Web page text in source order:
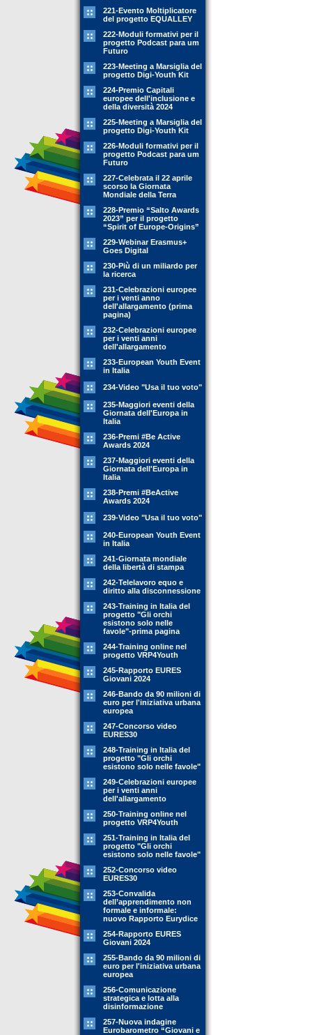
221-Evento Moltiplicatore
del progetto EQUALLEY
222-Moduli formativi per il
progetto Podcast para um
Futuro
223-Meeting a Marsiglia del
progetto Digi-Youth Kit
224-Premio Capitali
europee dell'inclusione e
della diversità 2024
225-Meeting a Marsiglia del
progetto Digi-Youth Kit
226-Moduli formativi per il
progetto Podcast para um
Futuro
227-Celebrata il 22 aprile
scorso la Giornata
Mondiale della Terra
228-Premio “Salto Awards
2023” per il progetto
“Spirit of Europe-Origins”
229-Webinar Erasmus+
Goes Digital
230-Più di un miliardo per
la ricerca
231-Celebrazioni europee
per i venti anno
dell'allargamento (prima
pagina)
232-Celebrazioni europee
per i venti anni
dell'allargamento
233-European Youth Event
in Italia
234-Video "Usa il tuo voto"
235-Maggiori eventi della
Giornata dell'Europa in
Italia
236-Premi #Be Active
Awards 2024
237-Maggiori eventi della
Giornata dell'Europa in
Italia
238-Premi #BeActive
Awards 2024
239-Video "Usa il tuo voto"
240-European Youth Event
in Italia
241-Giornata mondiale
della libertà di stampa
242-Telelavoro equo e
diritto alla disconnessione
243-Training in Italia del
progetto "Gli orchi
esistono solo nelle
favole"-prima pagina
244-Training online nel
progetto VRP4Youth
245-Rapporto EURES
Giovani 2024
246-Bando da 90 milioni di
euro per l'iniziativa urbana
europea
247-Concorso video
EURES30
248-Training in Italia del
progetto "Gli orchi
esistono solo nelle favole"
249-Celebrazioni europee
per i venti anni
dell'allargamento
250-Training online nel
progetto VRP4Youth
251-Training in Italia del
progetto "Gli orchi
esistono solo nelle favole"
252-Concorso video
EURES30
253-Convalida
dell’apprendimento non
formale e informale:
nuovo Rapporto Eurydice
254-Rapporto EURES
Giovani 2024
255-Bando da 90 milioni di
euro per l'iniziativa urbana
europea
256-Comunicazione
strategica e lotta alla
disinformazione
257-Nuova indagine
Eurobarometro “Giovani e